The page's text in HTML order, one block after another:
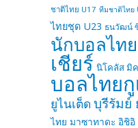
ชาติไทย U17 ทีมชาติไทย
ไทยชุด U23 ธนวัฒน์
นักบอลไทย
เชียร์ นิโคลัส มิ
บอลไทยกู
ยูไนเต็ด บุรีรัมย์
ไทย มาซาทาดะ อิชิอิ